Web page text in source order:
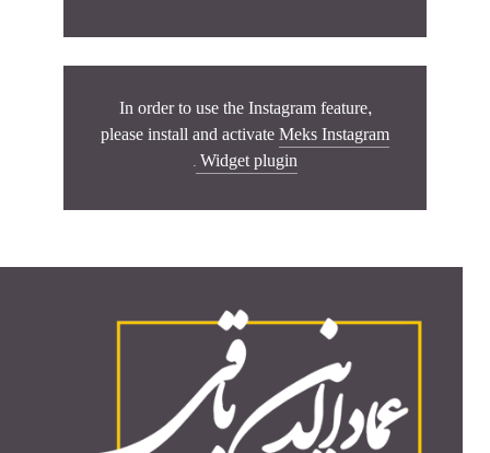
In order to use the Instagram feature,
please install and activate Meks Instagram
Widget plugin
.